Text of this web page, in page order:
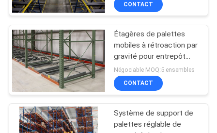
CONTACT
Étagères de palettes
mobiles à rétroaction par
gravité pour entrepôt
froid
Négociable MOQ:5 ensembles
CONTACT
Système de support de
palettes réglable de